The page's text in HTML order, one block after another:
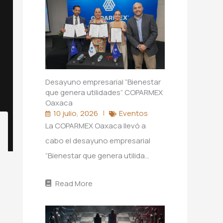
Desayuno empresarial “Bienestar
que genera utilidades” COPARMEX
Oaxaca
10 julio, 2026
Eventos
La COPARMEX Oaxaca llevó a
cabo el desayuno empresarial
“Bienestar que genera utilida…
Read More